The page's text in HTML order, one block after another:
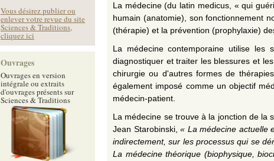
Vous désirez publier ou
enlever votre revue du site
Sciences & Traditions,
cliquez ici
Ouvrages
Ouvrages en version
intégrale ou extraits
d'ouvrages présents sur
Sciences & Traditions
La médecine (du latin medicus, « qui
humain (anatomie), son fonctionnement
(thérapie) et la prévention (prophylaxie)
La médecine contemporaine utilise les
diagnostiquer et traiter les blessures et
chirurgie ou d'autres formes de
également imposé comme un objectif
médecin-patient.
La médecine se trouve à la jonction de la
Jean Starobinski,« La médecine actuelle
indirectement, sur les processus qui se
La médecine théorique (biophysique,